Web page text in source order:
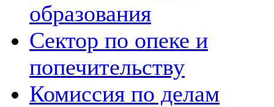
образования
Сектор по опеке и
попечительству
Комиссия по делам